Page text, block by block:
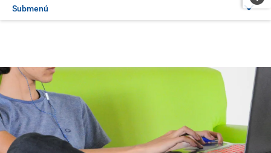
Submenú
Plan del curso